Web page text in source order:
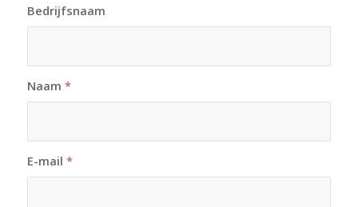
Bedrijfsnaam
Naam *
E-mail *